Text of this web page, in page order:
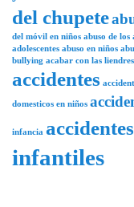
del chupete
del móvil en niños abuso de los
adolescentes abuso en niños
bullying acabar con las liendres
accidentes
domesticos en niños
infancia
infantiles